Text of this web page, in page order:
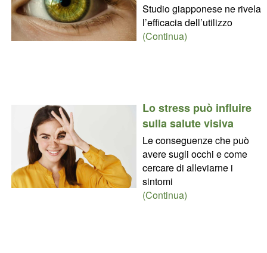
Studio giapponese ne rivela
l’efficacia dell’utilizzo
(Continua)
Lo stress può influire
sulla salute visiva
Le conseguenze che può
avere sugli occhi e come
cercare di alleviarne i
sintomi
(Continua)